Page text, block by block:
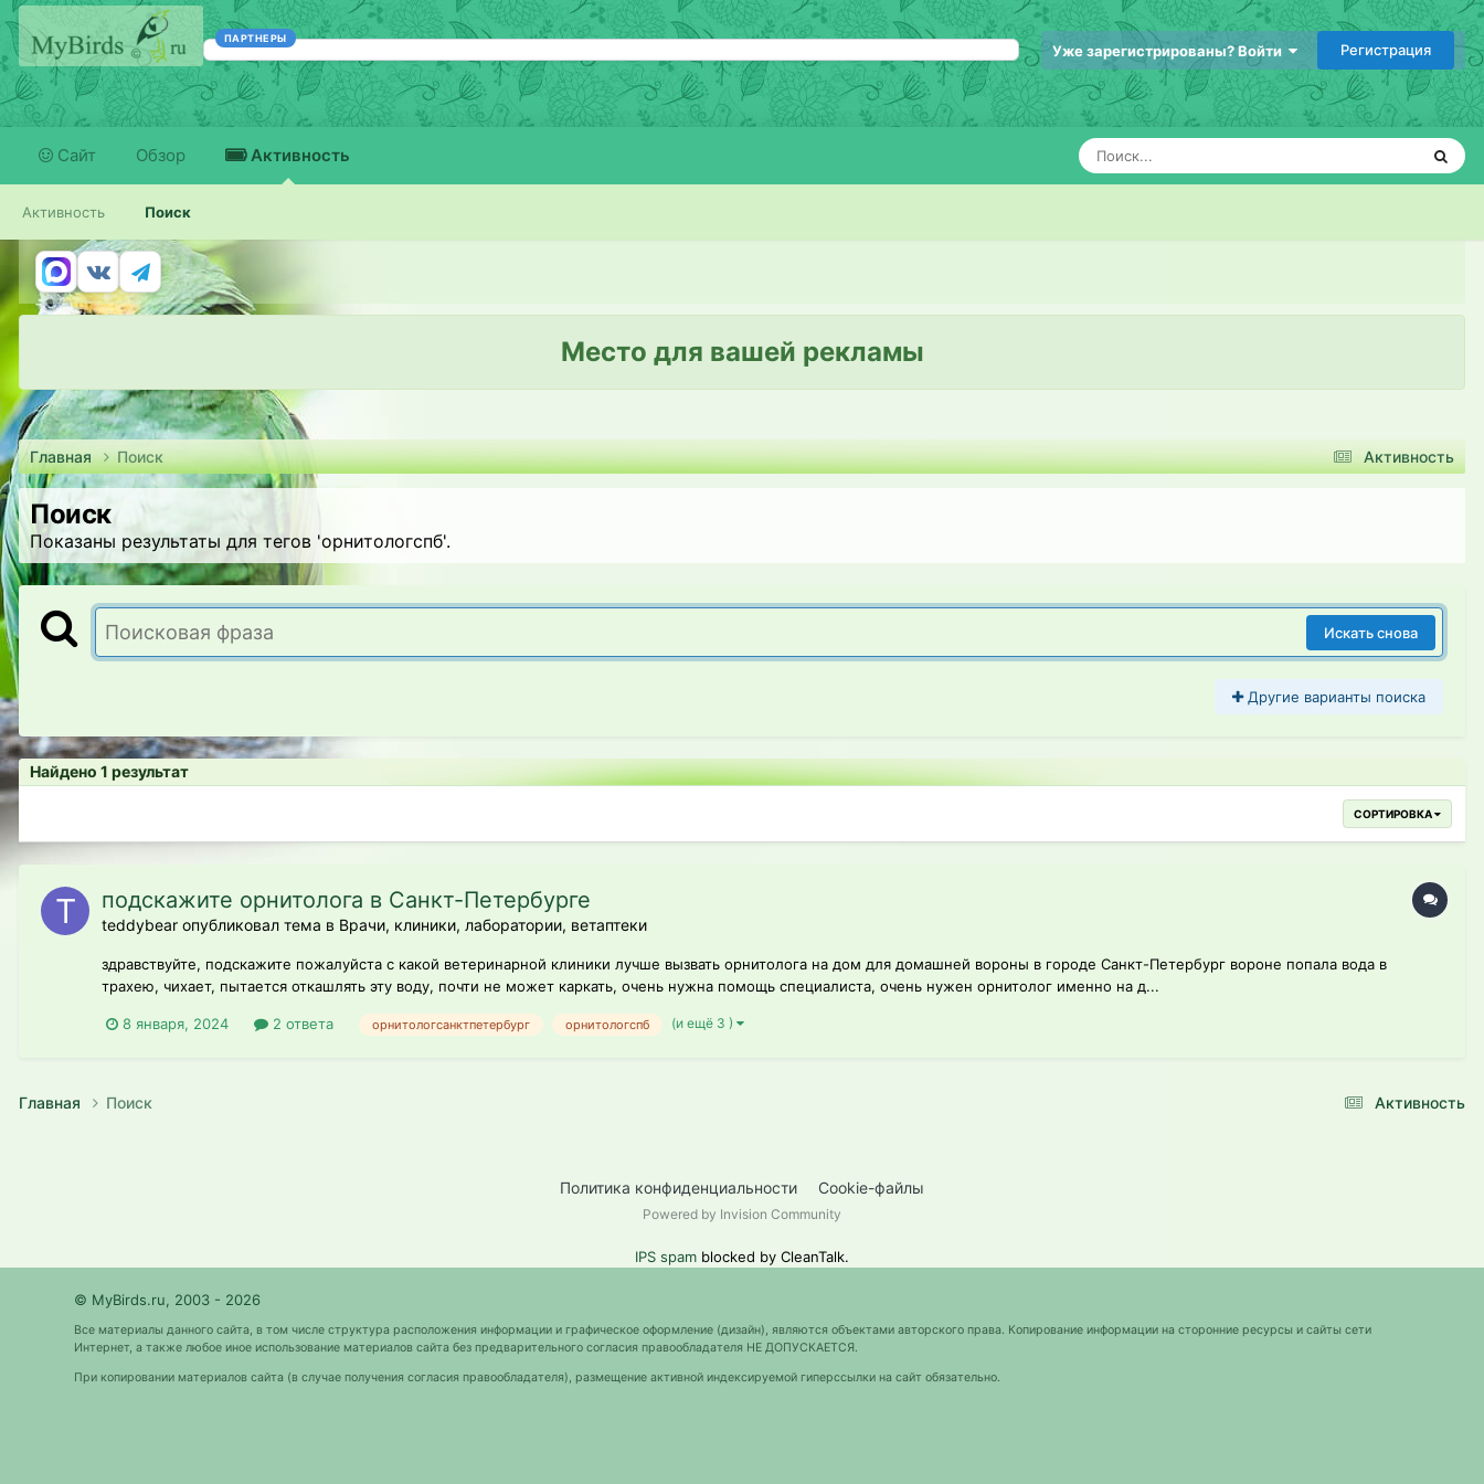
ПАРТНЕРЫ
Уже зарегистрированы? Войти Регистрация
Сайт Обзор Активность
Активность Поиск
Место для вашей рекламы
Активность
Главная Поиск
Поиск
Показаны результаты для тегов 'орнитологспб'.
Искать снова
Другие варианты поиска
Найдено 1 результат
СОРТИРОВКА
подскажите орнитолога в Санкт-Петербурге
teddybear опубликовал тема в Врачи, клиники, лаборатории, ветаптеки
здравствуйте, подскажите пожалуйста с какой ветеринарной клиники лучше вызвать орнитолога на дом для домашней вороны в городе Санкт-Петербург вороне попала вода в
трахею, чихает, пытается откашлять эту воду, почти не может каркать, очень нужна помощь специалиста, очень нужен орнитолог именно на д...
8 января, 2024 2 ответа орнитологсанктпетербург орнитологспб (и ещё 3 )
Активность
Главная Поиск
Политика конфиденциальности Cookie-файлы
Powered by Invision Community
IPS spam blocked by CleanTalk.
© MyBirds.ru, 2003 - 2026
Все материалы данного сайта, в том числе структура расположения информации и графическое оформление (дизайн), являются объектами авторского права. Копирование информации на сторонние ресурсы и сайты сети
Интернет, а также любое иное использование материалов сайта без предварительного согласия правообладателя НЕ ДОПУСКАЕТСЯ.
При копировании материалов сайта (в случае получения согласия правообладателя), размещение активной индексируемой гиперссылки на сайт обязательно.